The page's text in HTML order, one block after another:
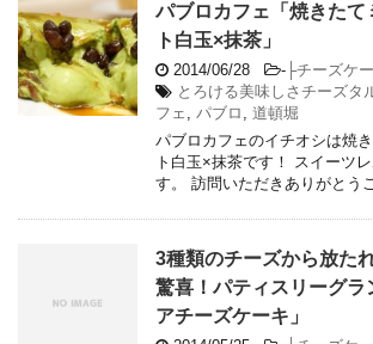
パブロカフェ「焼きたて
ト白玉×抹茶」
2014/06/28 - ├チーズケ
とろける美味しさチーズタ
フェ , パブロ , 道頓堀
パブロカフェのイチオシは焼
ト白玉×抹茶です！ スイーツ
す。 訪問いただきありがとう
3種類のチーズから放た
驚喜！パティスリーグラ
アチーズケーキ」